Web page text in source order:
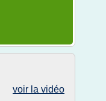
voir la vidéo